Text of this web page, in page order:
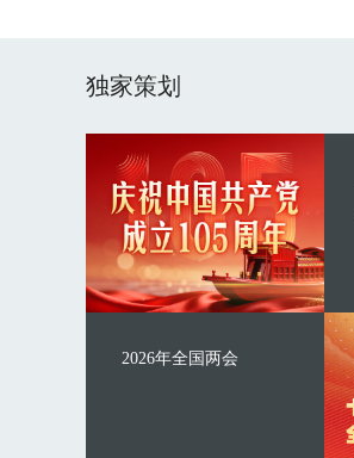
独家策划
2026年全国两会